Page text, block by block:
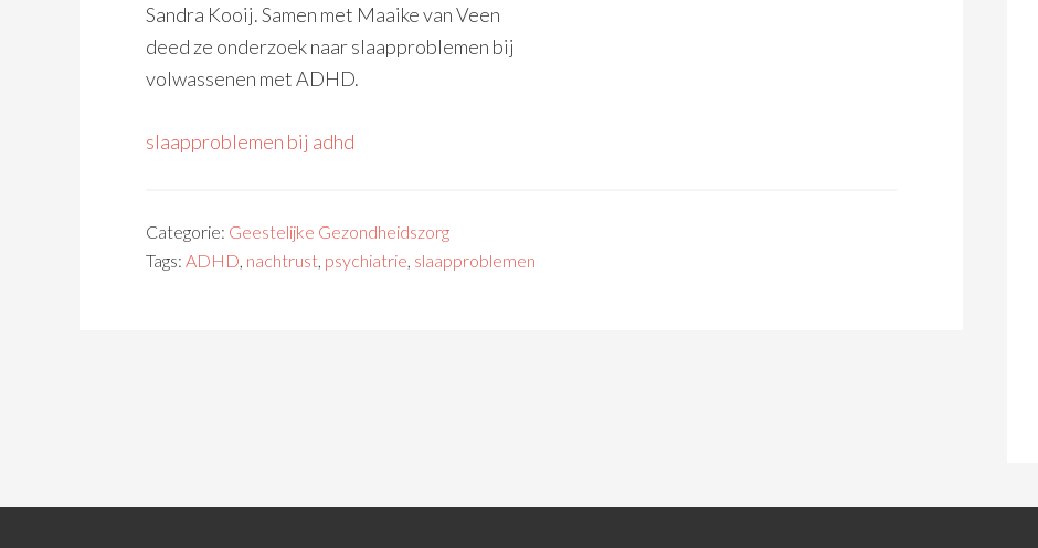
Sandra Kooij. Samen met Maaike van Veen
deed ze onderzoek naar slaapproblemen bij
volwassenen met ADHD.
slaapproblemen bij adhd
Categorie: Geestelijke Gezondheidszorg
Tags: ADHD nachtrust psychiatrie slaapproblemen